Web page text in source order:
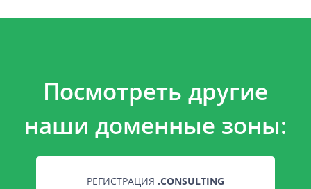
Посмотреть другие
наши доменные зоны:
РЕГИСТРАЦИЯ .CONSULTING